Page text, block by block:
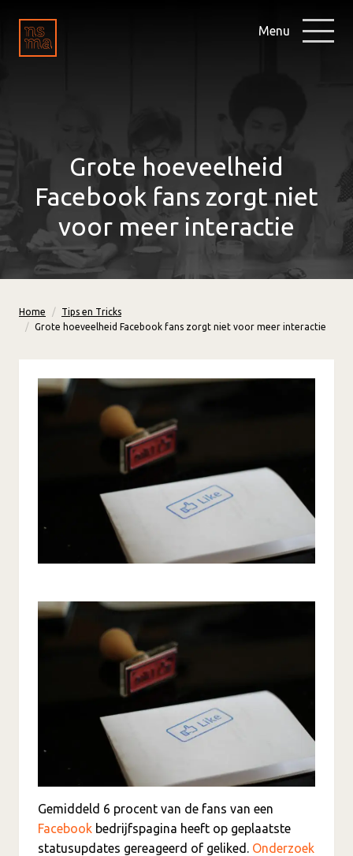
Menu
Grote hoeveelheid
Facebook fans zorgt niet
voor meer interactie
Home
Tips en Tricks
Grote hoeveelheid Facebook fans zorgt niet voor meer interactie
Gemiddeld 6 procent van de fans van een
Facebook bedrijfspagina heeft op geplaatste
statusupdates gereageerd of geliked. Onderzoek